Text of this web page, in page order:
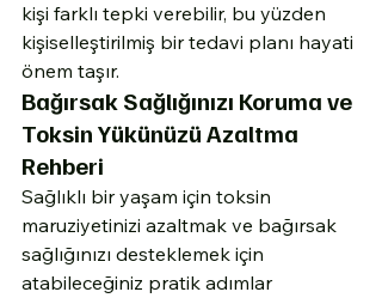
kişi farklı tepki verebilir, bu yüzden
kişiselleştirilmiş bir tedavi planı hayati
önem taşır.
Bağırsak Sağlığınızı Koruma ve
Toksin Yükünüzü Azaltma
Rehberi
Sağlıklı bir yaşam için toksin
maruziyetinizi azaltmak ve bağırsak
sağlığınızı desteklemek için
atabileceğiniz pratik adımlar